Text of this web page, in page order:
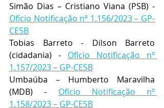
Ofício Notificação nº 1.156/2023 – GP-
CESB
Tobias Barreto - Dilson Barreto
(cidadania) - Ofício Notificação nº
1.157/2023 – GP-CESB
Umbaúba – Humberto Maravilha
(MDB) - Ofício Notificação nº
1.158/2023 – GP-CESB